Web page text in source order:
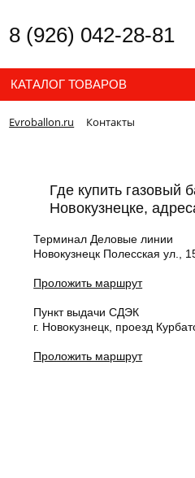
8 (926) 042-28-81
КАТАЛОГ ТОВАРОВ
Evroballon.ru Контакты
Где купить газовый
Новокузнецке,
Терминал Деловые линии
Новокузнецк Полесская ул.,
Проложить маршрут
Пункт выдачи СДЭК
г. Новокузнецк, проезд
Проложить маршрут